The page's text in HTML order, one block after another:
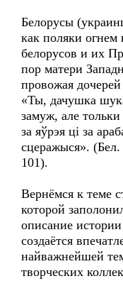
Белорусы
как поляки
белорусов и их
пор матери
провожая
«Ты, дачушка
замуж, але
за яўрэя ці за
сцеражыся».
101).
Вернёмся к теме
которой
описание
создаётся
найважнейшей
творческих